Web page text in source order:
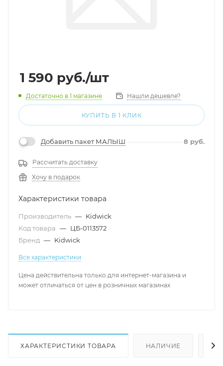
1 590 руб./шт
Достаточно в 1 магазине Нашли дешевле?
КУПИТЬ В 1 КЛИК
Добавить пакет МАЛЫШ 8 руб.
Рассчитать доставку
Хочу в подарок
Характеристики товара
Производитель — Kidwick
Код товара — ЦБ-0113572
Бренд — Kidwick
Все характеристики
Цена действительна только для интернет-магазина и
может отличаться от цен в розничных магазинах
ХАРАКТЕРИСТИКИ ТОВАРА НАЛИЧИЕ